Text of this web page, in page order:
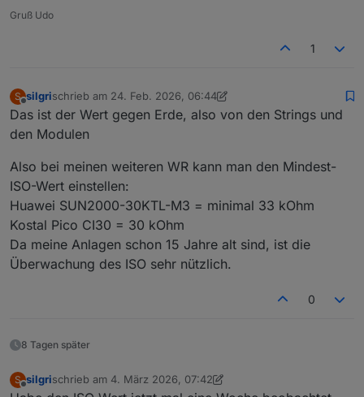
Gruß Udo
1
S
Offline
silgrischrieb am 24. Feb. 2026, 06:44
zuletzt editiert von silgri
Das ist der Wert gegen Erde, also von den Strings und
den Modulen
Also bei meinen weiteren WR kann man den Mindest-
ISO-Wert einstellen:
Huawei SUN2000-30KTL-M3 = minimal 33 kOhm
Kostal Pico CI30 = 30 kOhm
Da meine Anlagen schon 15 Jahre alt sind, ist die
Überwachung des ISO sehr nützlich.
0
8 Tagen später
S
Offline
silgrischrieb am 4. März 2026, 07:42
zuletzt editiert von silgri3. Apr. 2026, 08:43